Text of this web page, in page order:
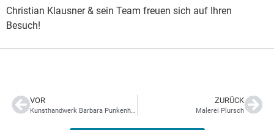
Christian Klausner & sein Team freuen sich auf Ihren
Besuch!
VOR
Kunsthandwerk Barbara Punkenhofer
ZURÜCK
Malerei Plursch